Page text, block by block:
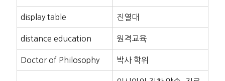
display table 진열대
distance education 원격교육
Doctor of Philosophy 박사 학위